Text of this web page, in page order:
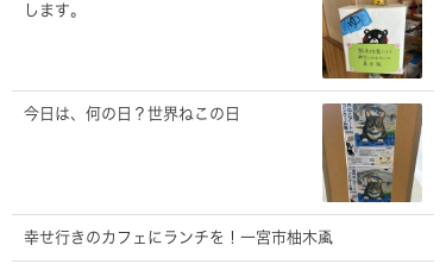
します。
今日は、何の日？世界ねこの日
幸せ行きのカフェにランチを！一宮市柚木颪